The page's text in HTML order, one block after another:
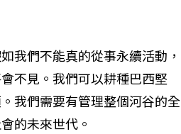
我們不能真的從事永續活動，
不見。我們可以耕種巴西堅
我們需要有管理整個河谷的全
的未來世代。